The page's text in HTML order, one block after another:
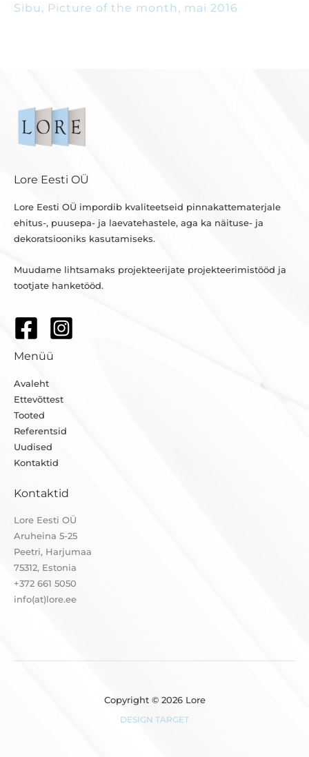
Sibu, Picture of the month, mai 2016
Lore Eesti OÜ
Lore Eesti OÜ impordib kvaliteetseid pinnakattematerjale
ehitus-, puusepa- ja laevatehastele, aga ka näituse- ja
dekoratsiooniks kasutamiseks.
Muudame lihtsamaks projekteerijate projekteerimistööd ja
tootjate hanketööd.
Menüü
Avaleht
Ettevõttest
Tooted
Referentsid
Uudised
Kontaktid
Kontaktid
Lore Eesti OÜ
Aruheina 5-25
Peetri, Harjumaa
75312, Estonia
+372 661 5050
info(at)lore.ee
Copyright © 2026 Lore
DESIGN TARGET